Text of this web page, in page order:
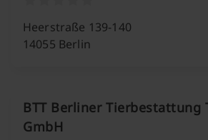
Heerstraße 139-140
14055 Berlin
BTT Berliner Tierbestattung
GmbH